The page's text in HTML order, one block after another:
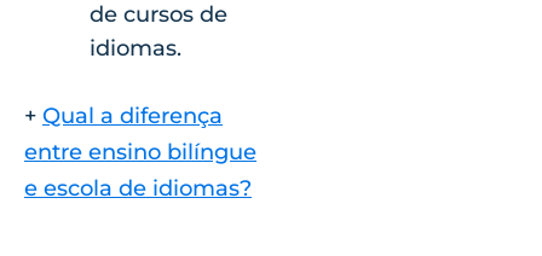
de cursos de
idiomas.
+ Qual a diferença
entre ensino bilíngue
e escola de idiomas?